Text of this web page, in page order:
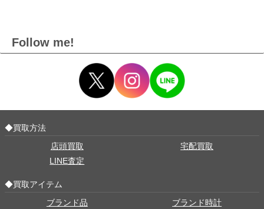
Follow me!
◆買取方法
店頭買取
宅配買取
LINE査定
◆買取アイテム
ブランド品
ブランド時計